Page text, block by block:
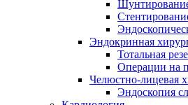
Эндокринная
Тотальная
Операции на
Челюстно-лицевая
Эндоскопия